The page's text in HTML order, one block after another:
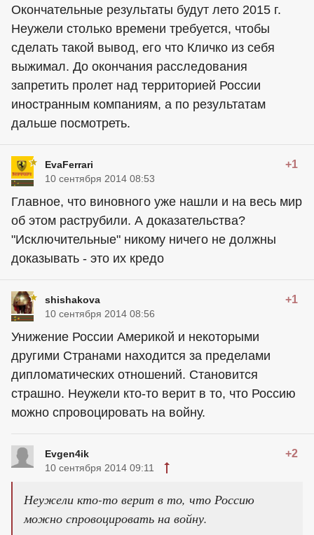
Окончательные результаты будут лето 2015 г.
Неужели столько времени требуется, чтобы
сделать такой вывод, его что Кличко из себя
выжимал. До окончания расследования
запретить пролет над территорией России
иностранным компаниям, а по результатам
дальше посмотреть.
EvaFerrari +1
10 сентября 2014 08:53
Главное, что виновного уже нашли и на весь мир
об этом раструбили. А доказательства?
"Исключительные" никому ничего не должны
доказывать - это их кредо
shishakova +1
10 сентября 2014 08:56
Унижение России Америкой и некоторыми
другими Странами находится за пределами
дипломатических отношений. Становится
страшно. Неужели кто-то верит в то, что Россию
можно спровоцировать на войну.
Evgen4ik +2
10 сентября 2014 09:11
Неужели кто-то верит в то, что Россию
можно спровоцировать на войну.